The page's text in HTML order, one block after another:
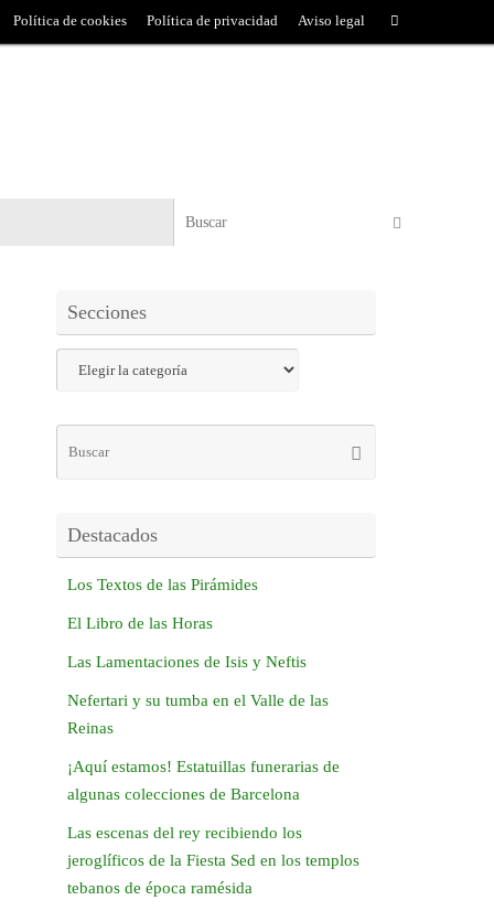
Política de cookies Política de privacidad Aviso legal
Secciones
Destacados
Los Textos de las Pirámides
El Libro de las Horas
Las Lamentaciones de Isis y Neftis
Nefertari y su tumba en el Valle de las
Reinas
¡Aquí estamos! Estatuillas funerarias de
algunas colecciones de Barcelona
Las escenas del rey recibiendo los
jeroglíficos de la Fiesta Sed en los templos
tebanos de época ramésida